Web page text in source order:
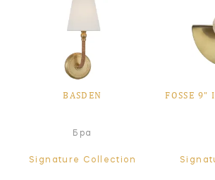
BASDEN
Бра
Signature Collection
FOSSE 9"